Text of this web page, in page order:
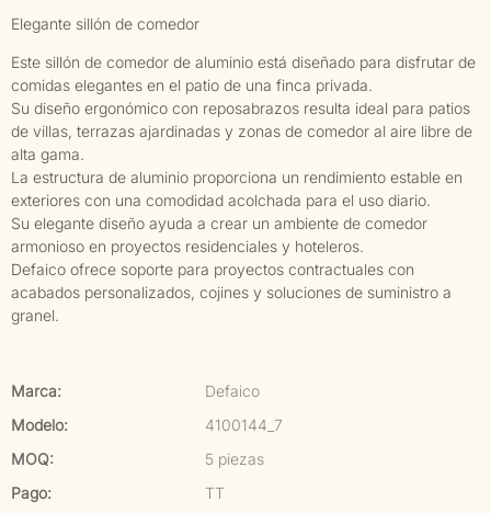
Elegante sillón de comedor
Este sillón de comedor de aluminio está diseñado para disfrutar de
comidas elegantes en el patio de una finca privada.
Su diseño ergonómico con reposabrazos resulta ideal para patios
de villas, terrazas ajardinadas y zonas de comedor al aire libre de
alta gama.
La estructura de aluminio proporciona un rendimiento estable en
exteriores con una comodidad acolchada para el uso diario.
Su elegante diseño ayuda a crear un ambiente de comedor
armonioso en proyectos residenciales y hoteleros.
Defaico ofrece soporte para proyectos contractuales con
acabados personalizados, cojines y soluciones de suministro a
granel.
Marca:
Defaico
Modelo:
4100144_7
MOQ:
5 piezas
Pago:
TT